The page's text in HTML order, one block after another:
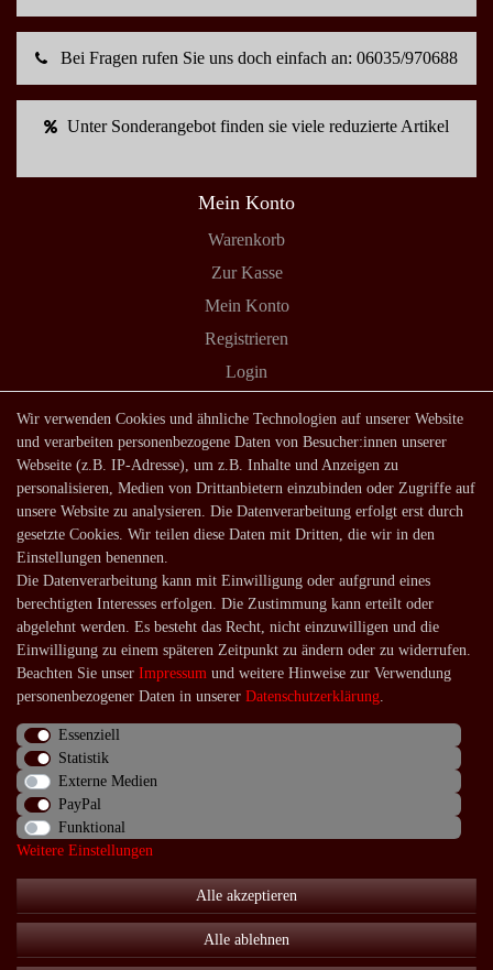
Bei Fragen rufen Sie uns doch einfach an: 06035/970688
Unter Sonderangebot finden sie viele reduzierte Artikel
Mein Konto
Warenkorb
Zur Kasse
Mein Konto
Registrieren
Login
Shop
Lagerverkauf
Zahlungsarten
Versandarten und -kosten
Service
Kontakt
Häufige Fragen
Über uns
Impressum
Widerrufs­recht
Wir verwenden Cookies und ähnliche Technologien auf unserer Website
und verarbeiten personenbezogene Daten von Besucher:innen unserer
Webseite (z.B. IP-Adresse), um z.B. Inhalte und Anzeigen zu
personalisieren, Medien von Drittanbietern einzubinden oder Zugriffe auf
unsere Website zu analysieren. Die Datenverarbeitung erfolgt erst durch
gesetzte Cookies. Wir teilen diese Daten mit Dritten, die wir in den
Einstellungen benennen.
Die Datenverarbeitung kann mit Einwilligung oder aufgrund eines
berechtigten Interesses erfolgen. Die Zustimmung kann erteilt oder
abgelehnt werden. Es besteht das Recht, nicht einzuwilligen und die
Einwilligung zu einem späteren Zeitpunkt zu ändern oder zu widerrufen.
Beachten Sie unser Impressum und weitere Hinweise zur Verwendung
personenbezogener Daten in unserer Daten­schutz­erklärung.
Essenziell
Statistik
Externe Medien
PayPal
Funktional
Weitere Einstellungen
Alle akzeptieren
Alle ablehnen